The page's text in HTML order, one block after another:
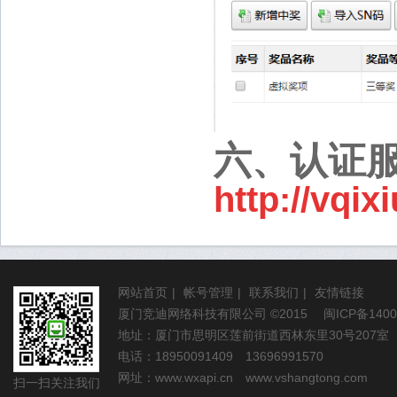
六、认证
http://
扫一扫关注我们
网站首页 | 帐号管理 | 联系我们 |
友情链接
厦门竞迪网络科技有限公司 ©2015 闽ICP备
地址：厦门市思明区莲前街道西林东里30号207室
电话：18950091409 13696991570
网址： www.wxapi.cn www.vshangtong.com